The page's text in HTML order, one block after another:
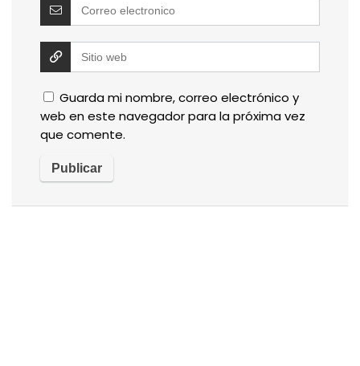
Guarda mi nombre, correo electrónico y
web en este navegador para la próxima vez
que comente.